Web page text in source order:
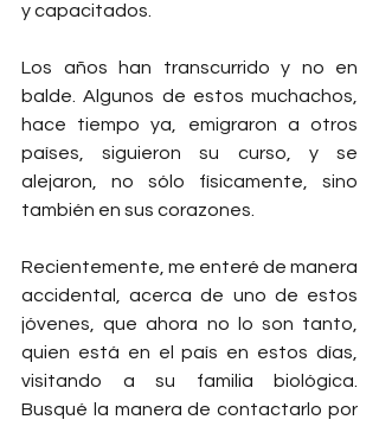
y capacitados.
Los años han transcurrido y no en
balde. Algunos de estos muchachos,
hace tiempo ya, emigraron a otros
países, siguieron su curso, y se
alejaron, no sólo físicamente, sino
también en sus corazones.
Recientemente, me enteré de manera
accidental, acerca de uno de estos
jóvenes, que ahora no lo son tanto,
quien está en el país en estos días,
visitando a su familia biológica.
Busqué la manera de contactarlo por